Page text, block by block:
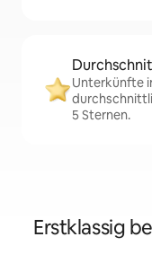
Unterkünfte
5 Sternen.
Erstklassig